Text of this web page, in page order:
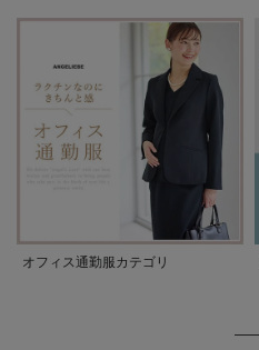
オフィス通勤服カテゴリ